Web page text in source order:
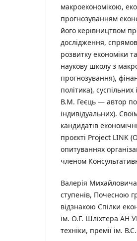
макроекономікою,
прогнозуванням
його керівництвом
дослідження,
розвитку економіки
наукову школу з
прогнозування),
політика),
В.М. Геєць — автор
індивідуальних).
кандидатів
проєкті Project LINK
опитуваннях
членом
Валерія Михайловича
ступенів, Почесною
відзнакою Спілки
ім. О.Г. Шліхтера АН
техніки, премії ім.